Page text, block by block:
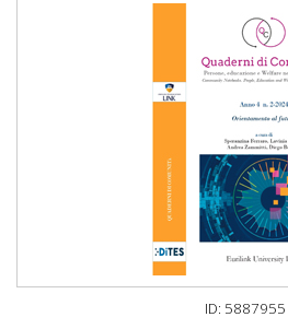
ID: 5887955